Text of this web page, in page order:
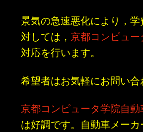
景気の急速悪化により，
対しては， 京都コンピュ
対応を行います。
希望者はお気軽にお問い合
京都コンピュータ学院自
は好調です。自動車メー